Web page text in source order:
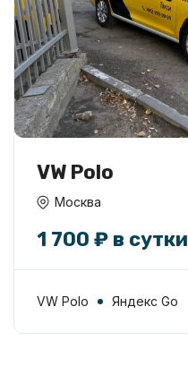
VW Polo
Москва
1 700 ₽ в сутки
VW Polo Яндекс Go